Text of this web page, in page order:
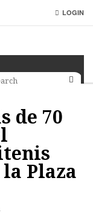
LOGIN
de 70
Plaza